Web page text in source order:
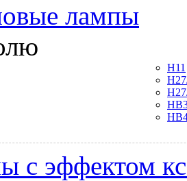
лампы
H11
с эффектом